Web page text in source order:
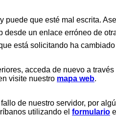
puede que esté mal escrita.
desde un enlace erróneo de
está solicitando ha
acceda de nuevo a
visite nuestro mapa web.
de nuestro servidor, por
utilizando el formulario